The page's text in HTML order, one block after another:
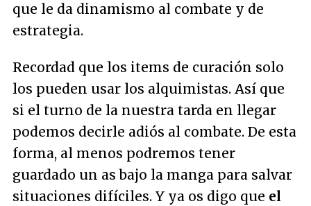
que le da dinamismo al combate y de
estrategia.
Recordad que los items de curación solo
los pueden usar los alquimistas. Así que
si el turno de la nuestra tarda en llegar
podemos decirle adiós al combate. De esta
forma, al menos podremos tener
guardado un as bajo la manga para salvar
situaciones difíciles. Y ya os digo que el